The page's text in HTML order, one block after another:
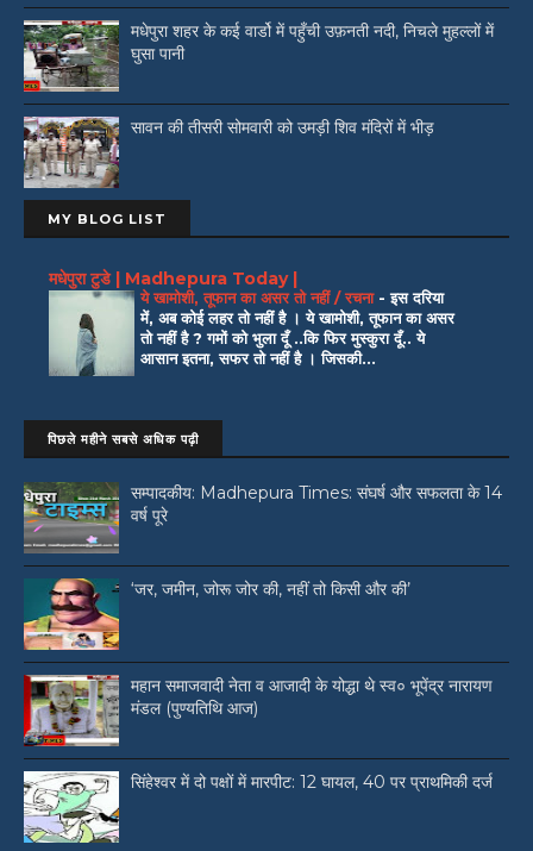
मधेपुरा शहर के कई वार्डो में पहुँची उफ़नती नदी, निचले मुहल्लों में
घुसा पानी
सावन की तीसरी सोमवारी को उमड़ी शिव मंदिरों में भीड़
MY BLOG LIST
मधेपुरा टुडे | Madhepura Today |
ये खामोशी, तूफान का असर तो नहीं / रचना -इस दरिया
में, अब कोई लहर तो नहीं है । ये खामोशी, तूफान का असर
तो नहीं है ? गमों को भुला दूँ ..कि फिर मुस्कुरा दूँ.. ये
आसान इतना, सफर तो नहीं है । जिसकी...
पिछले महीने सबसे अधिक पढ़ी
सम्पादकीय: Madhepura Times: संघर्ष और सफलता के 14
वर्ष पूरे
‘जर, जमीन, जोरू जोर की, नहीं तो किसी और की’
महान समाजवादी नेता व आजादी के योद्धा थे स्व० भूपेंद्र नारायण
मंडल (पुण्यतिथि आज)
सिंहेश्वर में दो पक्षों में मारपीट: 12 घायल, 40 पर प्राथमिकी दर्ज